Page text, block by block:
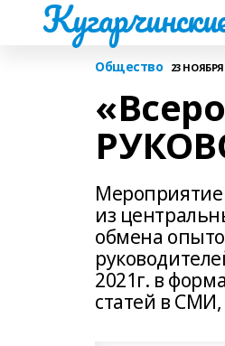
Общество 23 НОЯБРЯ
из
обмена
2021г. в
статей в